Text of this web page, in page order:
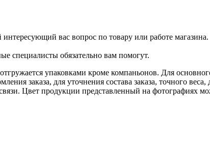
вас вопрос по товару или работе магазина.
специалисты обязательно вам помогут.
упаковками кроме компаньонов. Для
заказа, для уточнения состава заказа, точного
Цвет продукции представленный на фотографиях